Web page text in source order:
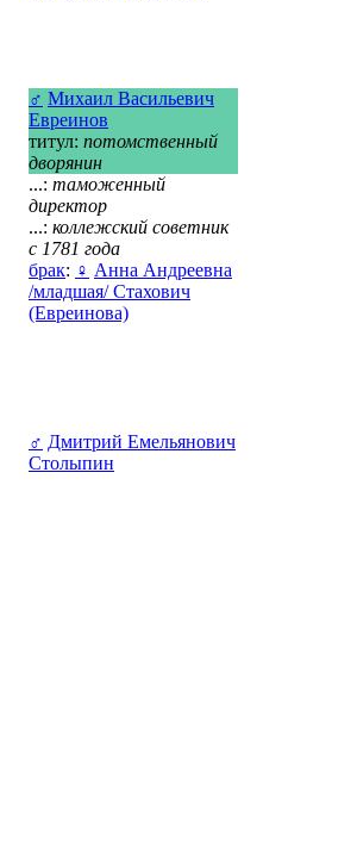
♂ Михаил Васильевич
Евреинов
титул: потомственный
дворянин
...: таможенный
директор
...: коллежский советник
с 1781 года
брак: ♀ Анна Андреевна
/младшая/ Стахович
(Евреинова)
♂ Дмитрий Емельянович
Столыпин